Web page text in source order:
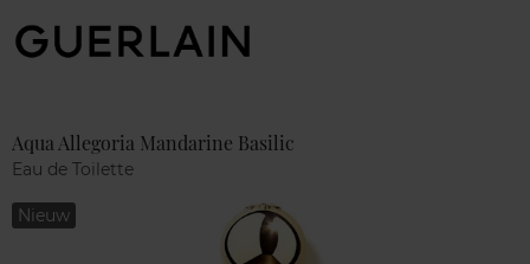
Aqua Allegoria Mandarine Basilic
Eau de Toilette
Nieuw